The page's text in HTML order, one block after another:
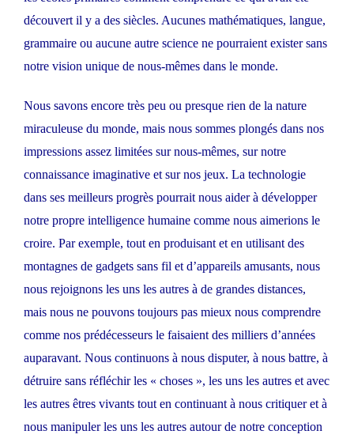
découvert il y a des siècles. Aucunes mathématiques, langue,
grammaire ou aucune autre science ne pourraient exister sans
notre vision unique de nous-mêmes dans le monde.
Nous savons encore très peu ou presque rien de la nature
miraculeuse du monde, mais nous sommes plongés dans nos
impressions assez limitées sur nous-mêmes, sur notre
connaissance imaginative et sur nos jeux. La technologie
dans ses meilleurs progrès pourrait nous aider à développer
notre propre intelligence humaine comme nous aimerions le
croire. Par exemple, tout en produisant et en utilisant des
montagnes de gadgets sans fil et d’appareils amusants, nous
nous rejoignons les uns les autres à de grandes distances,
mais nous ne pouvons toujours pas mieux nous comprendre
comme nos prédécesseurs le faisaient des milliers d’années
auparavant. Nous continuons à nous disputer, à nous battre, à
détruire sans réfléchir les « choses », les uns les autres et avec
les autres êtres vivants tout en continuant à nous critiquer et à
nous manipuler les uns les autres autour de notre conception